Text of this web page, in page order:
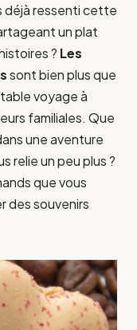
déjà ressenti cette
un plat
? Les
sont bien plus que
voyage à
familiales. Que
une aventure
relie un peu plus ?
que vous
des souvenirs